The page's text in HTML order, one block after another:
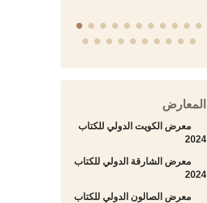
المعارض
معرض الكويت الدولي للكتاب
2024
معرض الشارقة الدولي للكتاب
2024
معرض الصالون الدولي للكتاب